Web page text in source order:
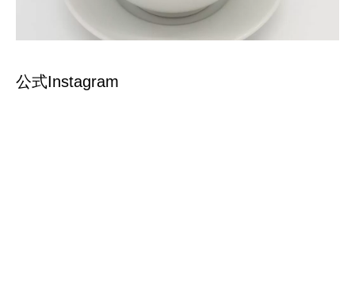
公式Instagram